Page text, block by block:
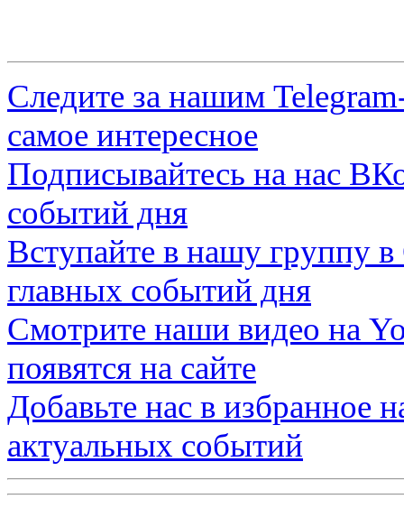
Следите за нашим
самое интересное
Подписывайтесь на нас
событий дня
Вступайте в нашу группу в
главных событий дня
Смотрите наши видео на
появятся на сайте
Добавьте нас в избранное
актуальных событий